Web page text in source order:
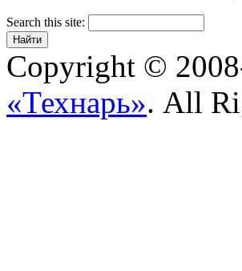
Search this site:
Copyright ©
«Технарь». All